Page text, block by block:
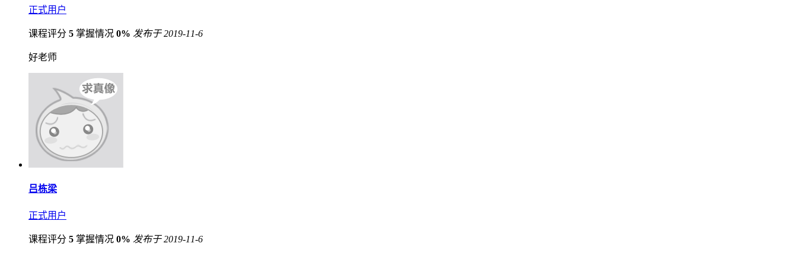
正式用户
课程评分 5 掌握情况 0% 发布于 2019-11-6
好老师
吕栋梁
正式用户
课程评分 5 掌握情况 0% 发布于 2019-11-6